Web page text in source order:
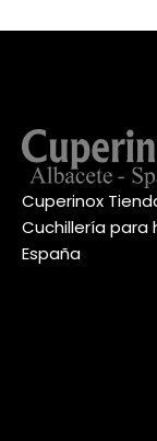
Cuperinox
Cuchillería para
España